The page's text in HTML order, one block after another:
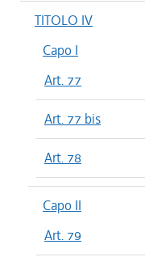
TITOLO IV
Capo I
Art. 77
Art. 77 bis
Art. 78
Capo II
Art. 79